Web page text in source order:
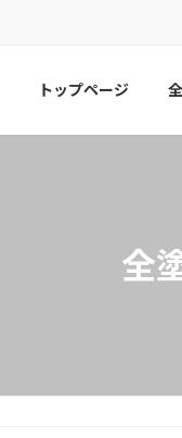
トップページ
全